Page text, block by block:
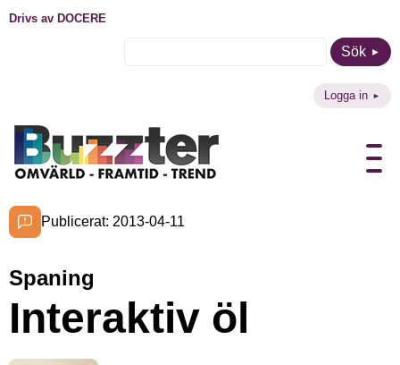
Drivs av DOCERE
Sök
Logga in
Publicerat: 2013-04-11
Spaning
Interaktiv öl